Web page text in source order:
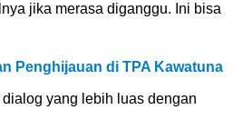
jika merasa diganggu. Ini bisa
Penghijauan di TPA Kawatuna
yang lebih luas dengan